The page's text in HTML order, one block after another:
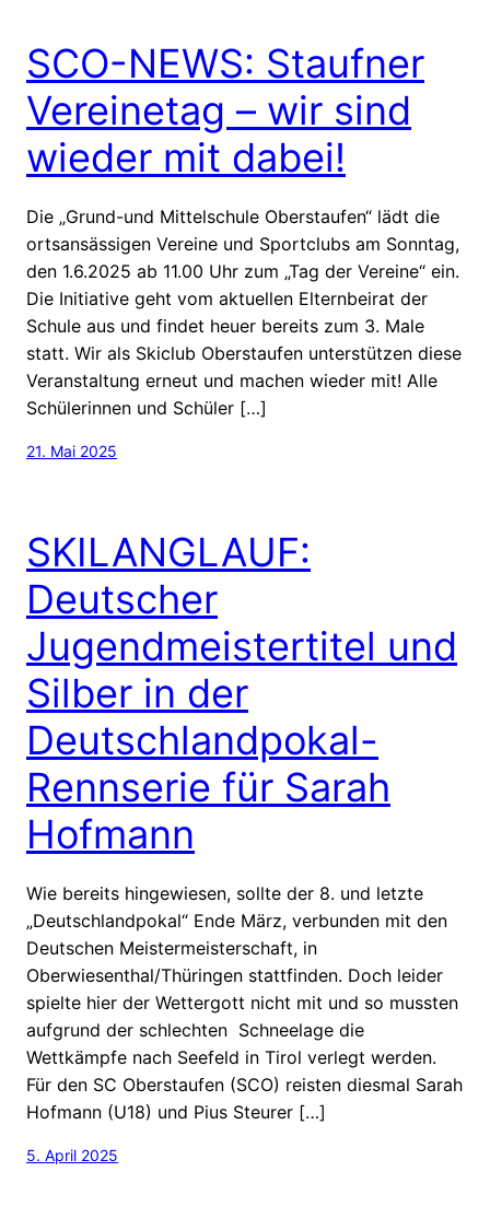
SCO-NEWS: Staufner
Vereinetag – wir sind
wieder mit dabei!
Die „Grund-und Mittelschule Oberstaufen“ lädt die
ortsansässigen Vereine und Sportclubs am Sonntag,
den 1.6.2025 ab 11.00 Uhr zum „Tag der Vereine“ ein.
Die Initiative geht vom aktuellen Elternbeirat der
Schule aus und findet heuer bereits zum 3. Male
statt. Wir als Skiclub Oberstaufen unterstützen diese
Veranstaltung erneut und machen wieder mit! Alle
Schülerinnen und Schüler […]
21. Mai 2025
SKILANGLAUF:
Deutscher
Jugendmeistertitel und
Silber in der
Deutschlandpokal-
Rennserie für Sarah
Hofmann
Wie bereits hingewiesen, sollte der 8. und letzte
„Deutschlandpokal“ Ende März, verbunden mit den
Deutschen Meistermeisterschaft, in
Oberwiesenthal/Thüringen stattfinden. Doch leider
spielte hier der Wettergott nicht mit und so mussten
aufgrund der schlechten Schneelage die
Wettkämpfe nach Seefeld in Tirol verlegt werden.
Für den SC Oberstaufen (SCO) reisten diesmal Sarah
Hofmann (U18) und Pius Steurer […]
5. April 2025